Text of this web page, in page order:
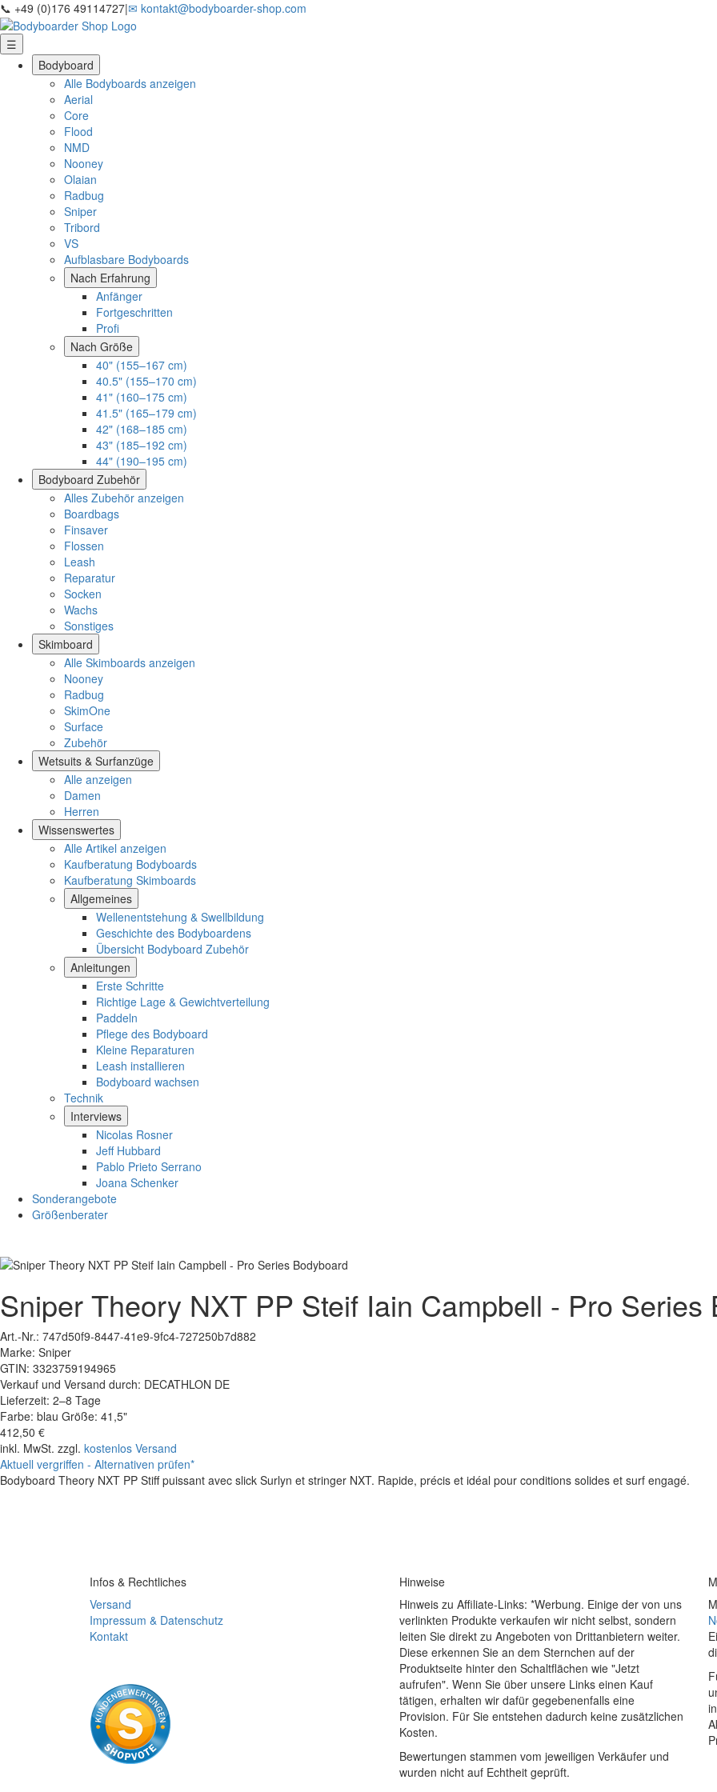
📞 +49 (0)176 49114727|✉ kontakt@bodyboarder-shop.com
☰
Bodyboard
Alle Bodyboards anzeigen
Aerial
Core
Flood
NMD
Nooney
Olaian
Radbug
Sniper
Tribord
VS
Aufblasbare Bodyboards
Nach Erfahrung
Anfänger
Fortgeschritten
Profi
Nach Größe
40" (155–167 cm)
40.5" (155–170 cm)
41" (160–175 cm)
41.5" (165–179 cm)
42" (168–185 cm)
43" (185–192 cm)
44" (190–195 cm)
Bodyboard Zubehör
Alles Zubehör anzeigen
Boardbags
Finsaver
Flossen
Leash
Reparatur
Socken
Wachs
Sonstiges
Skimboard
Alle Skimboards anzeigen
Nooney
Radbug
SkimOne
Surface
Zubehör
Wetsuits & Surfanzüge
Alle anzeigen
Damen
Herren
Wissenswertes
Alle Artikel anzeigen
Kaufberatung Bodyboards
Kaufberatung Skimboards
Allgemeines
Wellenentstehung & Swellbildung
Geschichte des Bodyboardens
Übersicht Bodyboard Zubehör
Anleitungen
Erste Schritte
Richtige Lage & Gewichtverteilung
Paddeln
Pflege des Bodyboard
Kleine Reparaturen
Leash installieren
Bodyboard wachsen
Technik
Interviews
Nicolas Rosner
Jeff Hubbard
Pablo Prieto Serrano
Joana Schenker
Sonderangebote
Größenberater
Sniper Theory NXT PP Steif Iain Campbell - Pro Series
Art.-Nr.: 747d50f9-8447-41e9-9fc4-727250b7d882
Marke: Sniper
GTIN: 3323759194965
Verkauf und Versand durch: DECATHLON DE
Lieferzeit: 2–8 Tage
Farbe: blau Größe: 41,5"
412,50 €
inkl. MwSt. zzgl. kostenlos Versand
Aktuell vergriffen - Alternativen prüfen*
Bodyboard Theory NXT PP Stiff puissant avec slick Surlyn et stringer NXT. Rapide, précis et idéal pour conditions solides et surf engagé.
Infos & Rechtliches
Versand
Impressum & Datenschutz
Kontakt
Hinweise
Hinweis zu Affiliate-Links: *Werbung. Einige der von uns
verlinkten Produkte verkaufen wir nicht selbst, sondern
leiten Sie direkt zu Angeboten von Drittanbietern weiter.
Diese erkennen Sie an dem Sternchen auf der
Produktseite hinter den Schaltflächen wie "Jetzt
aufrufen". Wenn Sie über unsere Links einen Kauf
tätigen, erhalten wir dafür gegebenenfalls eine
Provision. Für Sie entstehen dadurch keine zusätzlichen
Kosten.
Bewertungen stammen vom jeweiligen Verkäufer und
wurden nicht auf Echtheit geprüft.